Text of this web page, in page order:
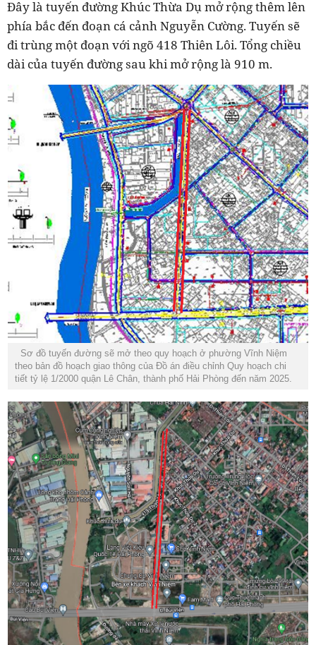
Đây là tuyến đường Khúc Thừa Dụ mở rộng thêm lên
phía bắc đến đoạn cá cảnh Nguyễn Cường. Tuyến sẽ
đi trùng một đoạn với ngõ 418 Thiên Lôi. Tổng chiều
dài của tuyến đường sau khi mở rộng là 910 m.
Sơ đồ tuyến đường sẽ mở theo quy hoạch ở phường Vĩnh Niệm
theo bản đồ hoạch giao thông của Đồ án điều chỉnh Quy hoạch chi
tiết tỷ lệ 1/2000 quận Lê Chân, thành phố Hải Phòng đến năm 2025.